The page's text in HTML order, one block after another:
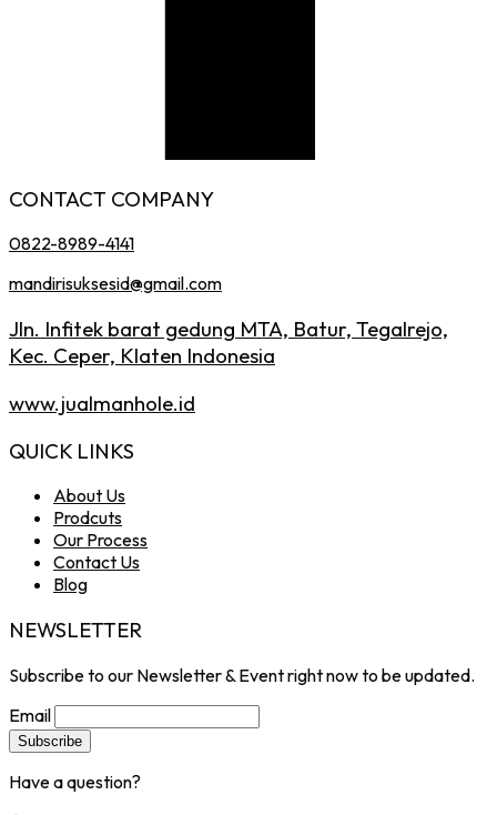
CONTACT COMPANY
0822-8989-4141
mandirisuksesid@gmail.com
Jln. Infitek barat gedung MTA, Batur, Tegalrejo,
Kec. Ceper, Klaten Indonesia
www.jualmanhole.id
QUICK LINKS
About Us
Prodcuts
Our Process
Contact Us
Blog
NEWSLETTER
Subscribe to our Newsletter & Event right now to be updated.
Email
Have a question?